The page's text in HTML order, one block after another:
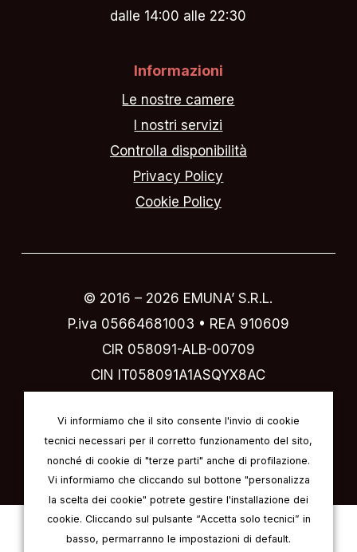
dalle 14:00 alle 22:30
Informazioni
Le nostre camere
I nostri servizi
Controlla disponibilità
Privacy Policy
Cookie Policy
© 2016 – 2026 EMUNA’ S.R.L.
P.iva 05664681003 • REA 910609
CIR 058091-ALB-00709
CIN IT058091A1ASQYX8AC
Vi informiamo che il sito consente l'invio di cookie
tecnici necessari per il corretto funzionamento del sito,
nonché di cookie di "terze parti" anche di profilazione.
Vi informiamo che cliccando sul bottone "personalizza
la scelta dei cookie" potrete gestire l'installazione dei
cookie. Cliccando sul pulsante “Accetta solo tecnici” in
basso, permarranno le impostazioni di default.
Italiano Inglese
Tedesco